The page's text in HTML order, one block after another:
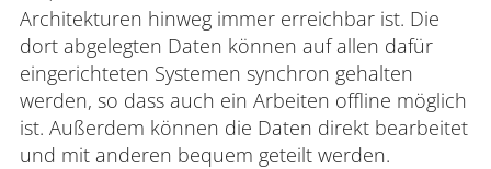
Architekturen hinweg immer erreichbar ist. Die
dort abgelegten Daten können auf allen dafür
eingerichteten Systemen synchron gehalten
werden, so dass auch ein Arbeiten offline möglich
ist. Außerdem können die Daten direkt bearbeitet
und mit anderen bequem geteilt werden.